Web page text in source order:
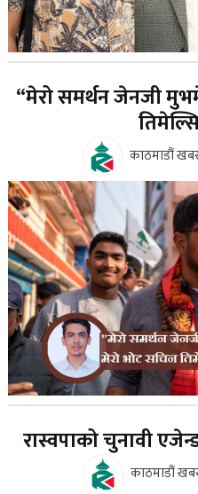
“मेरो समर्थन जेनजी
काठमाडौं
रास्वपाको चुनावी
काठमाडौं